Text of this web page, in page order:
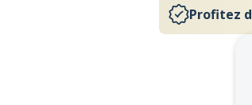
Profitez